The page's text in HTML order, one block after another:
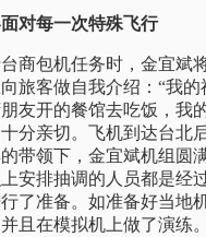
对每一次特殊飞行
商包机任务时，金宜斌
旅客做自我介绍：“我
友开的餐馆去吃饭，我
分亲切。飞机到达台北
带领下，金宜斌机组圆
安排抽调的人员都是经
了准备。如准备好当地
且在模拟机上做了演练